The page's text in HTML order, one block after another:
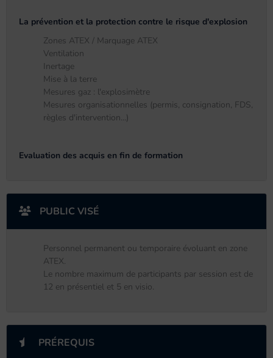
La prévention et la protection contre le risque d'explosion
Zones ATEX / Marquage ATEX
Ventilation
Inertage
Mise à la terre
Mesures gaz : l'explosimètre
Mesures organisationnelles (permis, consignation, FDS,
règles d'intervention...)
Evaluation des acquis en fin de formation
PUBLIC VISÉ
Personnel permanent ou temporaire évoluant en zone
ATEX.
Le nombre maximum de participants par session est de
12 en présentiel et 5 en visio.
PRÉREQUIS